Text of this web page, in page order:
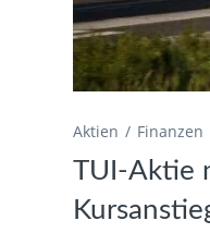
Aktien Finanzen
TUI-Aktie